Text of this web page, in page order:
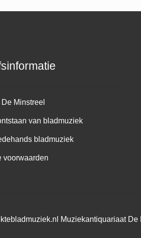
Minstreel
van bladmuziek
bladmuziek
voorwaarden
Muziekantiquariaat De